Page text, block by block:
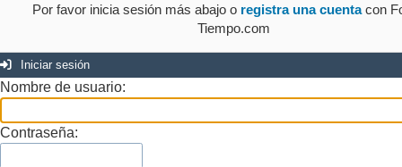
Por favor inicia sesión más abajo o registra una cuentacon
Tiempo.com
Iniciar sesión
Nombre de usuario:
Contraseña: